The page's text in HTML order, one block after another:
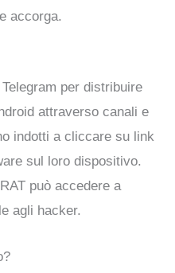
accorga.
per distribuire
attraverso canali e
indotti a cliccare su link
sul loro dispositivo.
può accedere a
agli hacker.